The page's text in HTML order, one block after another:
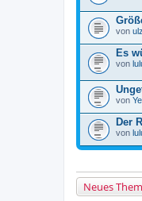
e
i
n
a
l
t
t
e
i
n
e
U
m
a
e
von
Es
von
von
Der
von
Neues